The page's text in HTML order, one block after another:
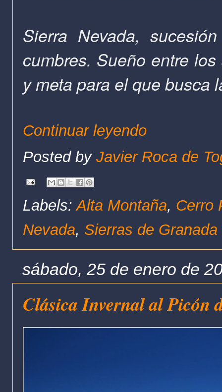
Sierra Nevada,
cumbres. Sueño entre
y meta para el que busca
Continuar leyendo
Posted by Javier Roca de
Labels:Alta Montaña, Cerro
Nevada, Sierras de Granada
sábado, 25 de enero de
Clásica Invernal al Picón